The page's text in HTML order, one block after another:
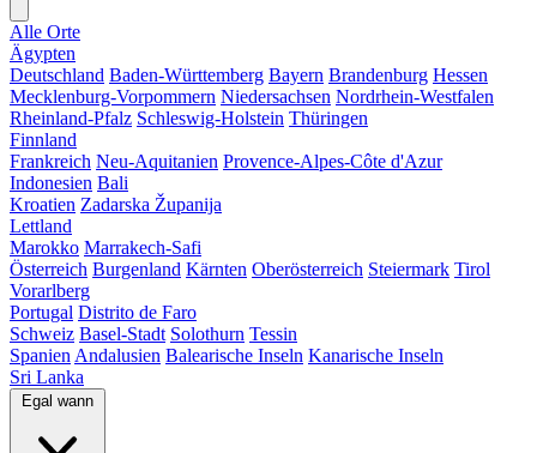
Alle Orte
Ägypten
Deutschland Baden-Württemberg Bayern Brandenburg Hessen
Mecklenburg-Vorpommern Niedersachsen Nordrhein-Westfalen
Rheinland-Pfalz Schleswig-Holstein Thüringen
Finnland
Frankreich Neu-Aquitanien Provence-Alpes-Côte d'Azur
Indonesien Bali
Kroatien Zadarska Županija
Lettland
Marokko Marrakech-Safi
Österreich Burgenland Kärnten Oberösterreich Steiermark Tirol
Vorarlberg
Portugal Distrito de Faro
Schweiz Basel-Stadt Solothurn Tessin
Spanien Andalusien Balearische Inseln Kanarische Inseln
Sri Lanka
Egal wann